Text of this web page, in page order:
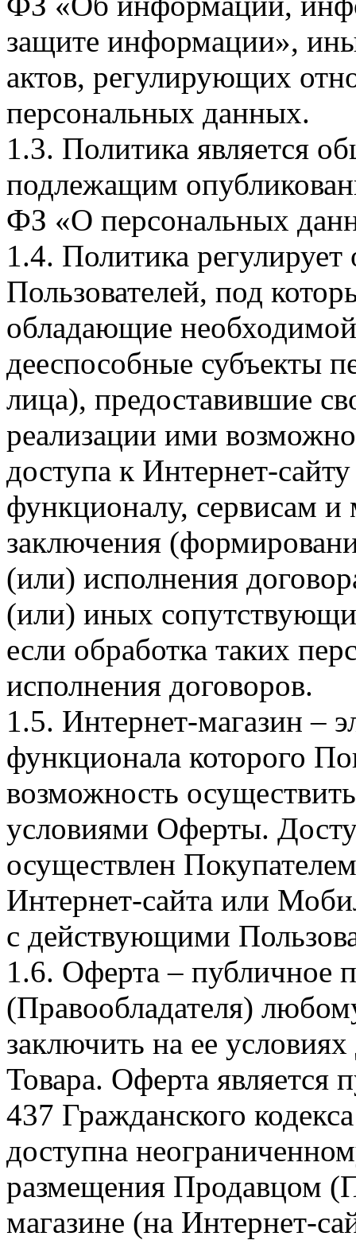
защите информации»,
актов, регулирующих
персональных данных.
1.3. Политика является
подлежащим
ФЗ «О персональных
1.4. Политика
Пользователей, под
обладающие
дееспособные субъекты
лица), предоставившие
реализации ими
доступа к Интернет-
функционалу, сервисам и
заключения
(или) исполнения
(или) иных
если обработка таких
исполнения договоров.
1.5. Интернет-магазин –
функционала которого
возможность
условиями Оферты.
осуществлен
Интернет-сайта или
с действующими
1.6. Оферта – публичное
(Правообладателя)
заключить на ее
Товара. Оферта является
437 Гражданского
доступна
размещения Продавцом
магазине (на Интернет-